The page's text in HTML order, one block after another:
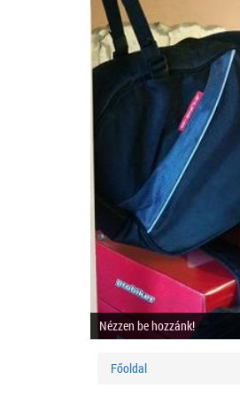
Nézzen be hozzánk!
Főoldal